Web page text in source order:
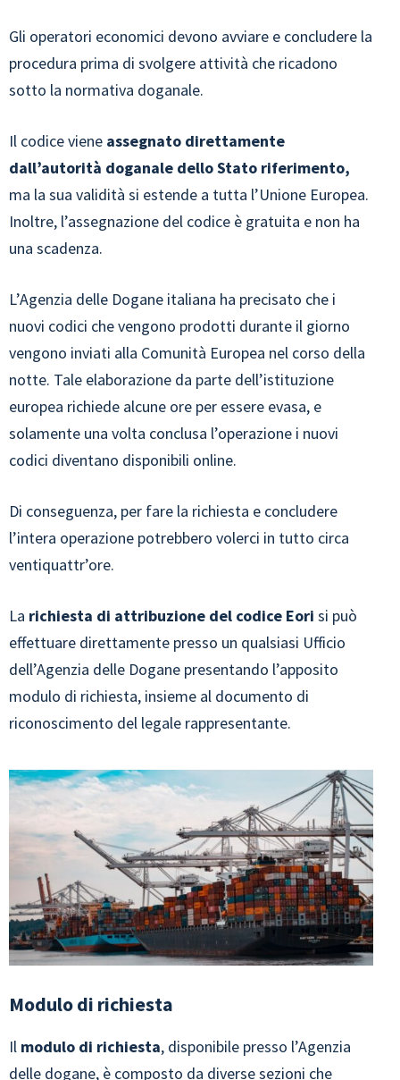
Gli operatori economici devono avviare e concludere la
procedura prima di svolgere attività che ricadono
sotto la normativa doganale.
Il codice viene assegnato direttamente
dall’autorità doganale dello Stato riferimento,
ma la sua validità si estende a tutta l’Unione Europea.
Inoltre, l’assegnazione del codice è gratuita e non ha
una scadenza.
L’Agenzia delle Dogane italiana ha precisato che i
nuovi codici che vengono prodotti durante il giorno
vengono inviati alla Comunità Europea nel corso della
notte. Tale elaborazione da parte dell’istituzione
europea richiede alcune ore per essere evasa, e
solamente una volta conclusa l’operazione i nuovi
codici diventano disponibili online.
Di conseguenza, per fare la richiesta e concludere
l’intera operazione potrebbero volerci in tutto circa
ventiquattr’ore.
La richiesta di attribuzione del codice Eori si può
effettuare direttamente presso un qualsiasi Ufficio
dell’Agenzia delle Dogane presentando l’apposito
modulo di richiesta, insieme al documento di
riconoscimento del legale rappresentante.
Modulo di richiesta
Il modulo di richiesta, disponibile presso l’Agenzia
delle dogane, è composto da diverse sezioni che